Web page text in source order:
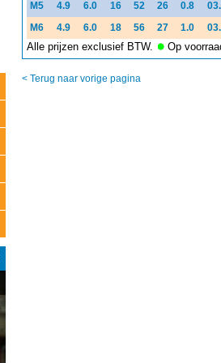
M5 4.9 6.0 16 52 26 0.8
M6
4.9 6.0 18 56 27 1.0
Alle prijzen exclusief BTW. Op
< Terug naar vorige pagina